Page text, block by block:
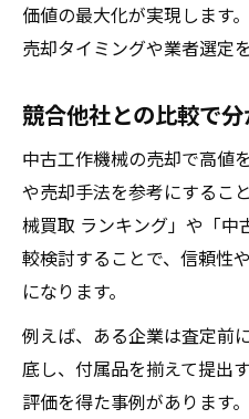
価値の最大化が実現します
売却タイミングや業者選定
競合他社との比較で
中古工作機械の売却で高値
や売却手法を参考にするこ
械買取 ランキング」や「中
較検討することで、信頼性
になります。
例えば、ある企業は査定前
底し、付属品を揃えて提出
評価を得た事例があります